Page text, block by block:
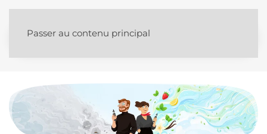
Passer au contenu principal